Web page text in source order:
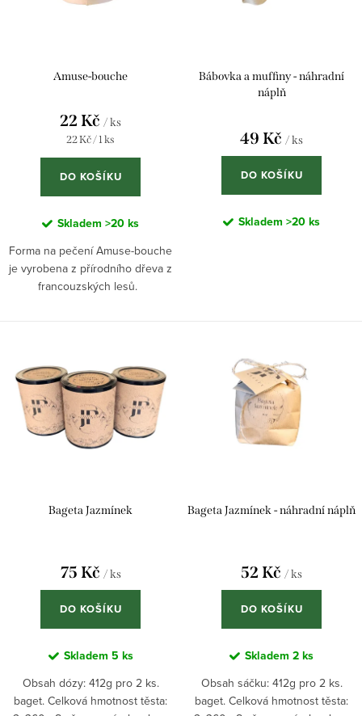
Amuse-bouche
22 Kč / ks
Měrná
22 Kč / 1 ks
DO KOŠÍKU
Skladem >20 ks
Forma na pečení Amuse-bouche
je vyrobena z přírodního dřeva z
francouzských lesů.
Bábovka a muffiny - náhradní
náplň
49 Kč / ks
DO KOŠÍKU
Skladem >20 ks
Bageta Jazmínek
75 Kč / ks
DO KOŠÍKU
Skladem 5 ks
Obsah dózy: 412g pro 2 ks.
baget. Celková hmotnost těsta:
Bageta Jazmínek - náhradní náplň
52 Kč / ks
DO KOŠÍKU
Skladem 2 ks
Obsah sáčku: 412g pro 2 ks.
baget. Celková hmotnost těsta: